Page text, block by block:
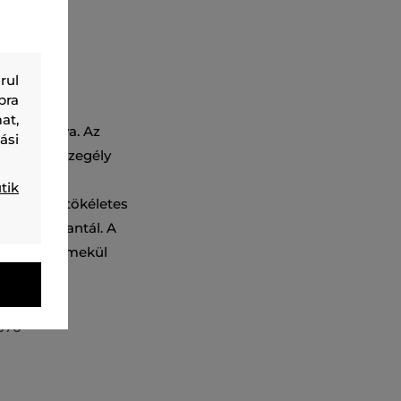
ellátva. Az
és ujjszegély
A
amely tökéletes
garantál. A
Remekül